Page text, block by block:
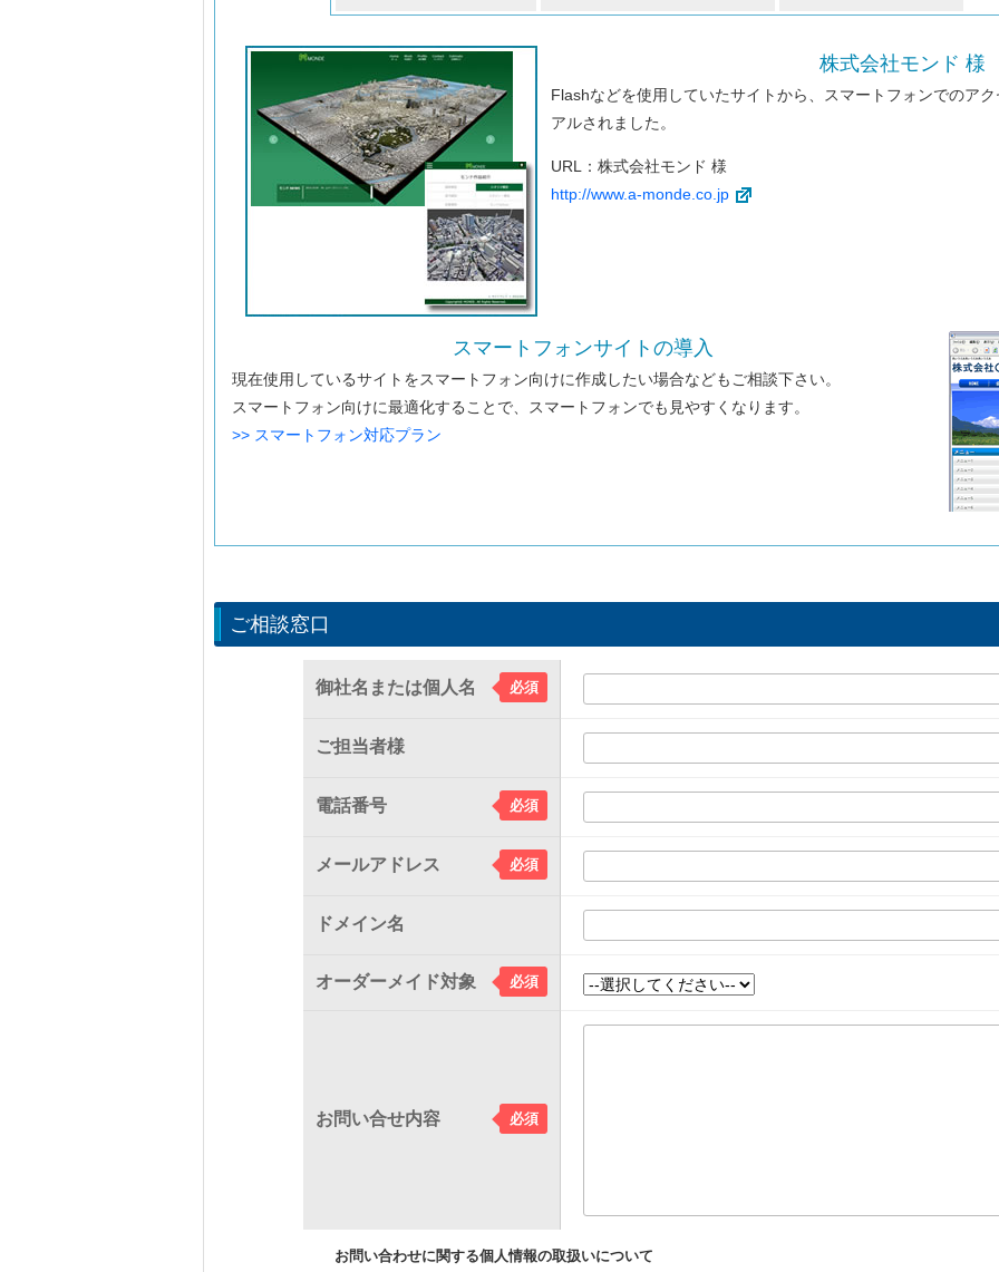
株式会社モンド 様
Flashなどを使用していたサイトから、スマートフォンでのア
アルされました。
URL：株式会社モンド 様
http://www.a-monde.co.jp
スマートフォンサイトの導入
現在使用しているサイトをスマートフォン向けに作成したい場合などもご相談下さい。
スマートフォン向けに最適化することで、スマートフォンでも見やすくなります。
>> スマートフォン対応プラン
ご相談窓口
必須
御社名または個人名
ご担当者様
必須
電話番号
必須
メールアドレス
ドメイン名
必須
オーダーメイド対象
必須
お問い合せ内容
お問い合わせに関する個人情報の取扱いについて